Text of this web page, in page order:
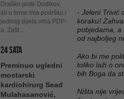
Draško jeste Dodikov,
ali u tome ima podršku i
jednog dijela vrha PDP-
a. Zašt...
24 SATA
Preminuo ugledni
mostarski
kardiohirurg Sead
Mulahasanović,
- Jeleni Trivić
koraku!
pobjedama, a
od najboljeg
Ako bi me
toliko laži o
bih Boga da
Ništa nije